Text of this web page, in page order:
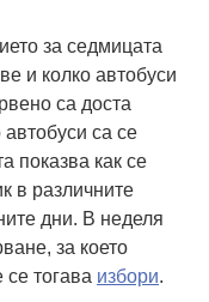
за седмицата
и колко автобуси
са доста
автобуси са се
показва как се
в различните
дни. В неделя
за което
тогава избори.